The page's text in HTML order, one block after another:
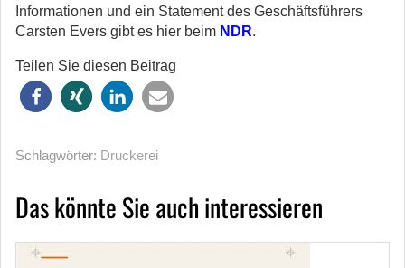
Informationen und ein Statement des Geschäftsführers
Carsten Evers gibt es hier beim NDR.
Teilen Sie diesen Beitrag
Schlagwörter: Druckerei
Das könnte Sie auch interessieren